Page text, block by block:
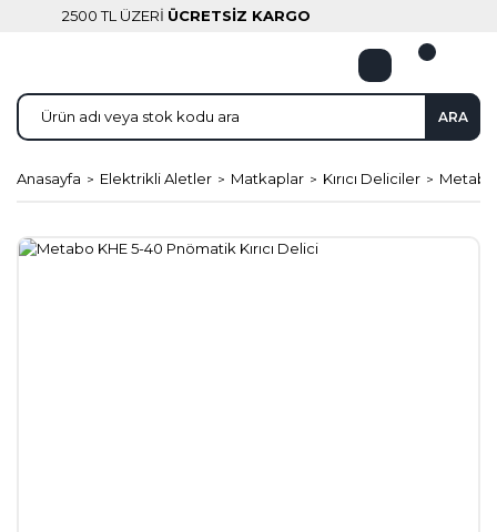
2500 TL ÜZERİ ÜCRETSİZ KARGO
ARA
Anasayfa Elektrikli Aletler Matkaplar Kırıcı Deliciler Metabo